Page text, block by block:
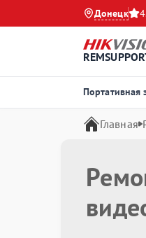
Донецк
Портативная
Главная